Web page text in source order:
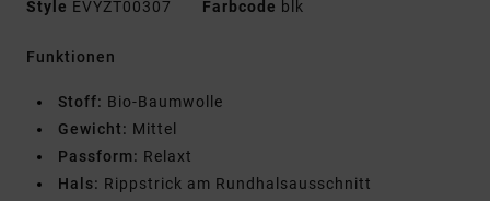
Style EVYZT00307 Farbcode blk
Funktionen
Stoff: Bio-Baumwolle
Gewicht: Mittel
Passform: Relaxt
Hals: Rippstrick am Rundhalsausschnitt